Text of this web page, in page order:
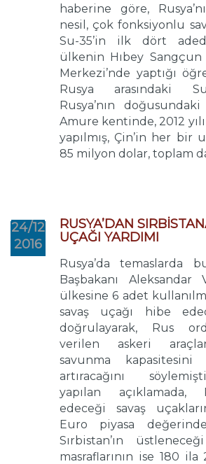
haberine göre,
nesil, çok fonksiyonlu
Su-35’in ilk dört
ülkenin Hıbey Sangçun
Merkezi’nde yaptığı
Rusya arasındaki
Rusya’nın
Amure kentinde, 2012
yapılmış, Çin’in her bir
85 milyon dolar, toplam
24/12
2016
RUSYA’DAN
UÇAĞI YARDIMI
Rusya’da temaslarda
Başbakanı Aleksandar
ülkesine 6 adet
savaş uçağı hibe
doğrulayarak, Rus
verilen askeri
savunma
artıracağını
yapılan açıklamada,
edeceği savaş
Euro piyasa
Sırbistan’ın
masraflarının ise 180